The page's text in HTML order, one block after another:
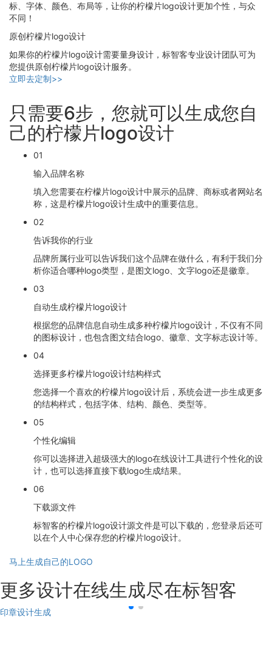
标、字体、颜色、布局等，让你的柠檬片logo设计更加个性，与众
不同！
原创柠檬片logo设计
如果你的柠檬片logo设计需要量身设计，标智客专业设计团队可为
您提供原创柠檬片logo设计服务。
立即去定制>>
只需要6步，您就可以生成您自
己的柠檬片logo设计
01
输入品牌名称
填入您需要在柠檬片logo设计中展示的品牌、商标或者网站名
称，这是柠檬片logo设计生成中的重要信息。
02
告诉我你的行业
品牌所属行业可以告诉我们这个品牌在做什么，有利于我们分
析你适合哪种logo类型，是图文logo、文字logo还是徽章。
03
自动生成柠檬片logo设计
根据您的品牌信息自动生成多种柠檬片logo设计，不仅有不同
的图标设计，也包含图文结合logo、徽章、文字标志设计等。
04
选择更多柠檬片logo设计结构样式
您选择一个喜欢的柠檬片logo设计后，系统会进一步生成更多
的结构样式，包括字体、结构、颜色、类型等。
05
个性化编辑
你可以选择进入超级强大的logo在线设计工具进行个性化的设
计，也可以选择直接下载logo生成结果。
06
下载源文件
标智客的柠檬片logo设计源文件是可以下载的，您登录后还可
以在个人中心保存您的柠檬片logo设计。
马上生成自己的LOGO
更多设计在线生成尽在标智客
印章设计生成